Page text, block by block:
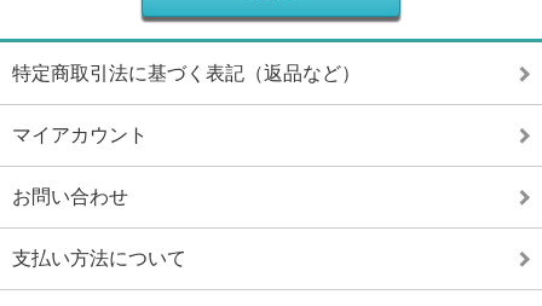
特定商取引法に基づく表記（返品など）
マイアカウント
お問い合わせ
支払い方法について